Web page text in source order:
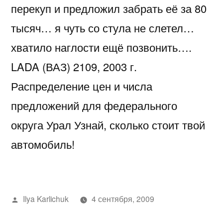
перекуп и предложил забрать её за 80
тысяч… я чуть со стула не слетел…
хватило наглости ещё позвонить….
LADA (ВАЗ) 2109, 2003 г.
Распределение цен и числа
предложений для федерального
округа Урал Узнай, сколько стоит твой
автомобиль!
Написано
Ilya Karlichuk
4 сентября, 2009